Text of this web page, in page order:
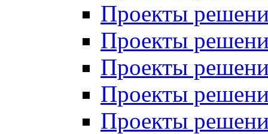
Проекты
Проекты
Проекты
Проекты
Проекты